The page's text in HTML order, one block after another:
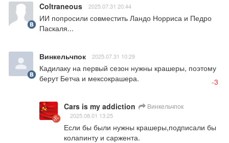
Coltraneous 2025.07.31 20:44
ИИ попросили совместить Ландо Норриса и Педро
Паскаля...
Винкельчпок 2025.07.31 10:29
Кадилаку на первый сезон нужны крашеры, поэтому
берут Бетча и мексокрашера.
-3
Cars is my addiction Винкельчпок
2025.08.01 13:25
Если бы были нужны крашеры,подписали бы
колапинту и саржента.